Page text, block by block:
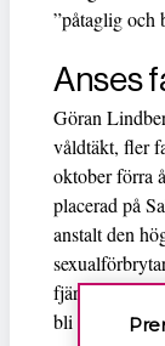
”påtaglig och
Anses
Göran
våldtäkt, fler
oktober förra
placerad på
anstalt den
fjärdedelar av
bli villkorligt